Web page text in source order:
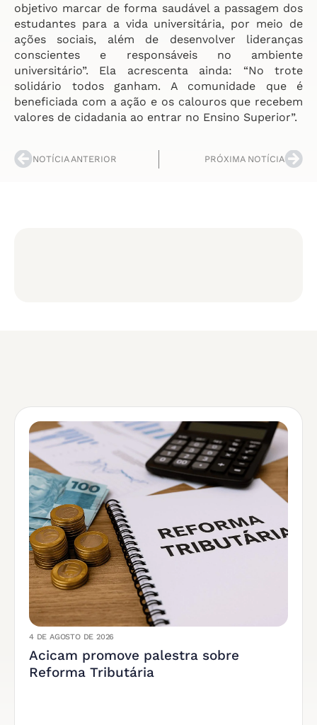
objetivo marcar de forma saudável a passagem dos
estudantes para a vida universitária, por meio de
ações sociais, além de desenvolver lideranças
conscientes e responsáveis no ambiente
universitário”. Ela acrescenta ainda: “No trote
solidário todos ganham. A comunidade que é
beneficiada com a ação e os calouros que recebem
valores de cidadania ao entrar no Ensino Superior”.
NOTÍCIA ANTERIOR PRÓXIMA NOTÍCIA
4 DE AGOSTO DE 2026
Acicam promove palestra sobre
Reforma Tributária